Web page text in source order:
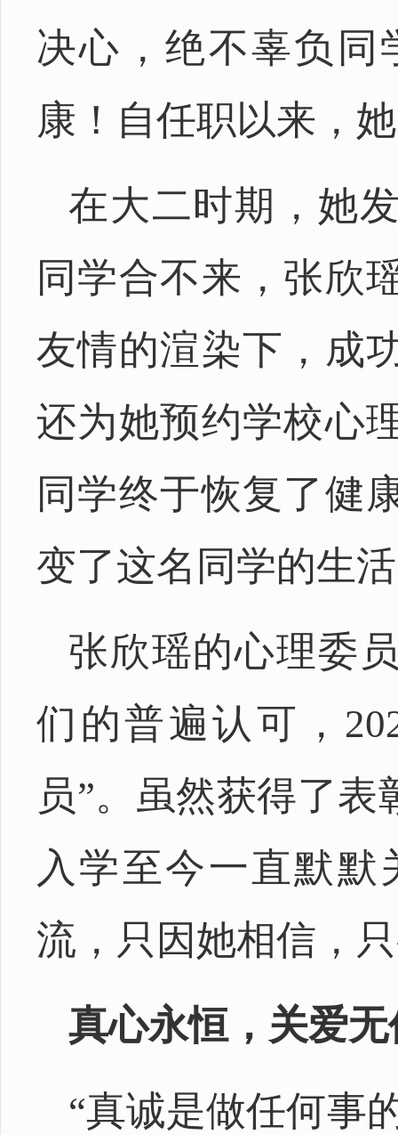
决心，绝不辜负同
康！自任职以来，
在大二时期，她
同学合不来，张欣
友情的渲染下，成
还为她预约学校心
同学终于恢复了健
变了这名同学的生
张欣瑶的心理委
们的普遍认可，
员”。虽然获得了
入学至今一直默
流，只因她相信，
真心永恒，关爱无
“真诚是做任何事